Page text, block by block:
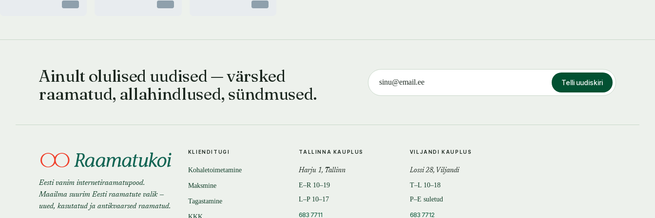
Ainult olulised uudised — värsked
raamatud, allahindlused, sündmused.
Telli uudiskiri
Eesti vanim internetiraamatupood.
Maailma suurim Eesti raamatute valik —
uued, kasutatud ja antikvaarsed raamatud.
KLIENDITUGI
Kohaletoimetamine
Maksmine
Tagastamine
TALLINNA KAUPLUS
Harju 1, Tallinn
E–R 10–19
L–P 10–17
683 7711
VILJANDI KAUPLUS
Lossi 28, Viljandi
T–L 10–18
P–E suletud
683 7712